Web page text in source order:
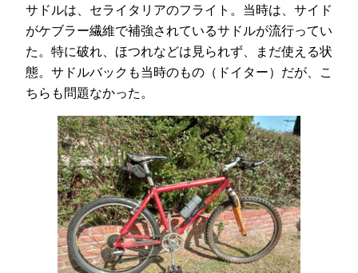
サドルは、セライタリアのフライト。当時は、サイド
がケブラー繊維で補強されているサドルが流行ってい
た。特に破れ、ほつれなどは見られず、まだ使える状
態。サドルバックも当時のもの（ドイター）だが、こ
ちらも問題なかった。